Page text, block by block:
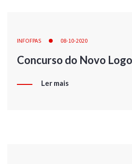
INFOFPAS 08-10-2020
Concurso do Novo
Ler mais